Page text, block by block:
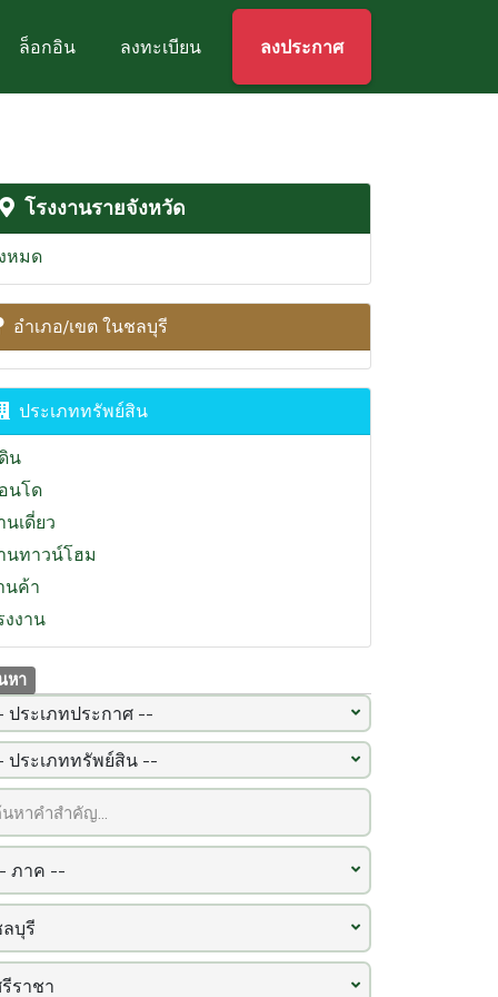
ล็อกอิน ลงทะเบียน ลงประกาศ
โรงงานรายจังหวัด
หมด
อำเภอ/เขต ในชลบุรี
ประเภททรัพย์สิน
น
นโด
นเดี่ยว
นทาวน์โฮม
นค้า
งงาน
หา